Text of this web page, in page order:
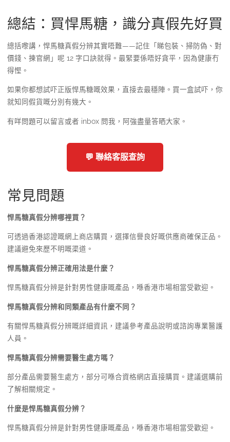
總結：買悍馬糖，識分真假先好買
總括嚟講，悍馬糖真假分辨其實唔難——記住「睇包裝、掃防偽、對
價錢、揀官網」呢 12 字口訣就得。最緊要係唔好貪平，因為健康冇
得慳。
如果你都想試吓正版悍馬糖嘅效果，直接去最穩陣。買一盒試吓，你
就知同假貨嘅分別有幾大。
有咩問題可以留言或者 inbox 問我，阿強盡量答晒大家。
💬 聯絡客服查詢
常見問題
悍馬糖真假分辨哪裡買？
可透過香港認證嘅網上商店購買，選擇信譽良好嘅供應商確保正品。
建議避免來歷不明嘅渠道。
悍馬糖真假分辨正確用法是什麼？
悍馬糖真假分辨是針對男性健康嘅產品，喺香港市場相當受歡迎。
悍馬糖真假分辨和同類產品有什麼不同？
有關悍馬糖真假分辨嘅詳細資訊，建議參考產品說明或諮詢專業醫護
人員。
悍馬糖真假分辨需要醫生處方嗎？
部分產品需要醫生處方，部分可喺合資格網店直接購買。建議選購前
了解相關規定。
什麼是悍馬糖真假分辨？
悍馬糖真假分辨是針對男性健康嘅產品，喺香港市場相當受歡迎。